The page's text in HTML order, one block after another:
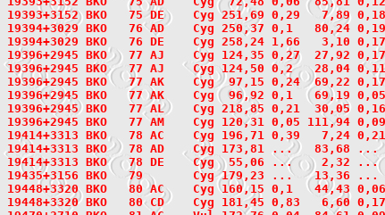
19393+3152 BKO   75 DE    Cyg 251,69 0,29   7,89
19394+3029 BKO   76 AD    Cyg 250,37 0,1   80,24
19394+3029 BKO   76 DE    Cyg 258,24 1,66   3,10
19396+2945 BKO   77 AJ    Cyg 124,35 0,27  27,92
19396+2945 BKO   77 AJ    Cyg 124,50 0,2   28,04
19396+2945 BKO   77 AK    Cyg  97,15 0,24  69,22
19396+2945 BKO   77 AK    Cyg  96,92 0,1   69,19
19396+2945 BKO   77 AL    Cyg 218,85 0,21  30,05
19396+2945 BKO   77 AM    Cyg 120,31 0,05 111,94
19414+3313 BKO   78 AC    Cyg 196,71 0,39   7,24
19414+3313 BKO   78 AD    Cyg 173,81 ...   83,68
19414+3313 BKO   78 DE    Cyg  55,06 ...    2,32 ...
19435+3156 BKO   79
Cyg 179,23 ...   13,36 ...
19448+3320 BKO   80 AC    Cyg 160,15 0,1   44,43
19448+3320 BKO   80 CD    Cyg 181,45 0,83   6,60